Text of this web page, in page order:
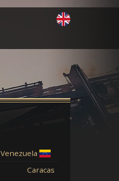
Venezuela
Caracas